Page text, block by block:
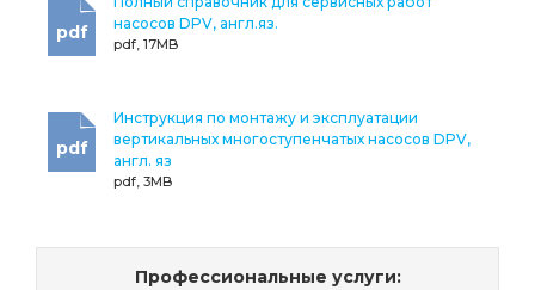
насосов DPV, англ.яз.
pdf, 17MB
pdf
Инструкция по монтажу и эксплуатации
вертикальных многоступенчатых насосов DPV,
англ. яз
pdf, 3MB
pdf
Профессиональные услуги: